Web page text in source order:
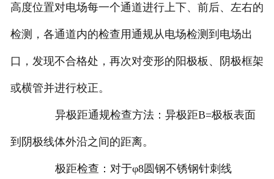
高度位置对电场每一个通道进行上下、前后、左右的
检测，各通道内的检查用通规从电场检测到电场出
口，发现不合格处，再次对变形的阳极板、阴极框架
或横管并进行校正。
异极距通规检查方法：异极距B=极板表面
到阴极线体外沿之间的距离。
极距检查：对于φ8圆钢不锈钢针刺线